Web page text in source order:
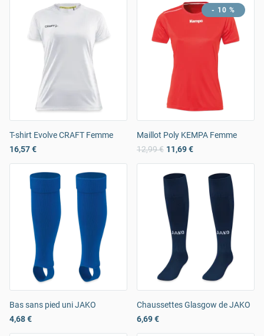
T-shirt Evolve CRAFT Femme
16,57 €
- 10 %
Maillot Poly KEMPA Femme
12,99 € 11,69 €
Bas sans pied uni JAKO
4,68 €
Chaussettes Glasgow de JAKO
6,69 €